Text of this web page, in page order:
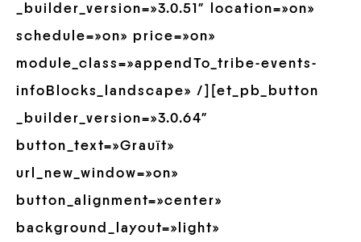
_builder_version=»3.0.51″ location=»on»
schedule=»on» price=»on»
module_class=»appendTo_tribe-events-
infoBlocks_landscape» /][et_pb_button
_builder_version=»3.0.64″
button_text=»Grauït»
url_new_window=»on»
button_alignment=»center»
background_layout=»light»